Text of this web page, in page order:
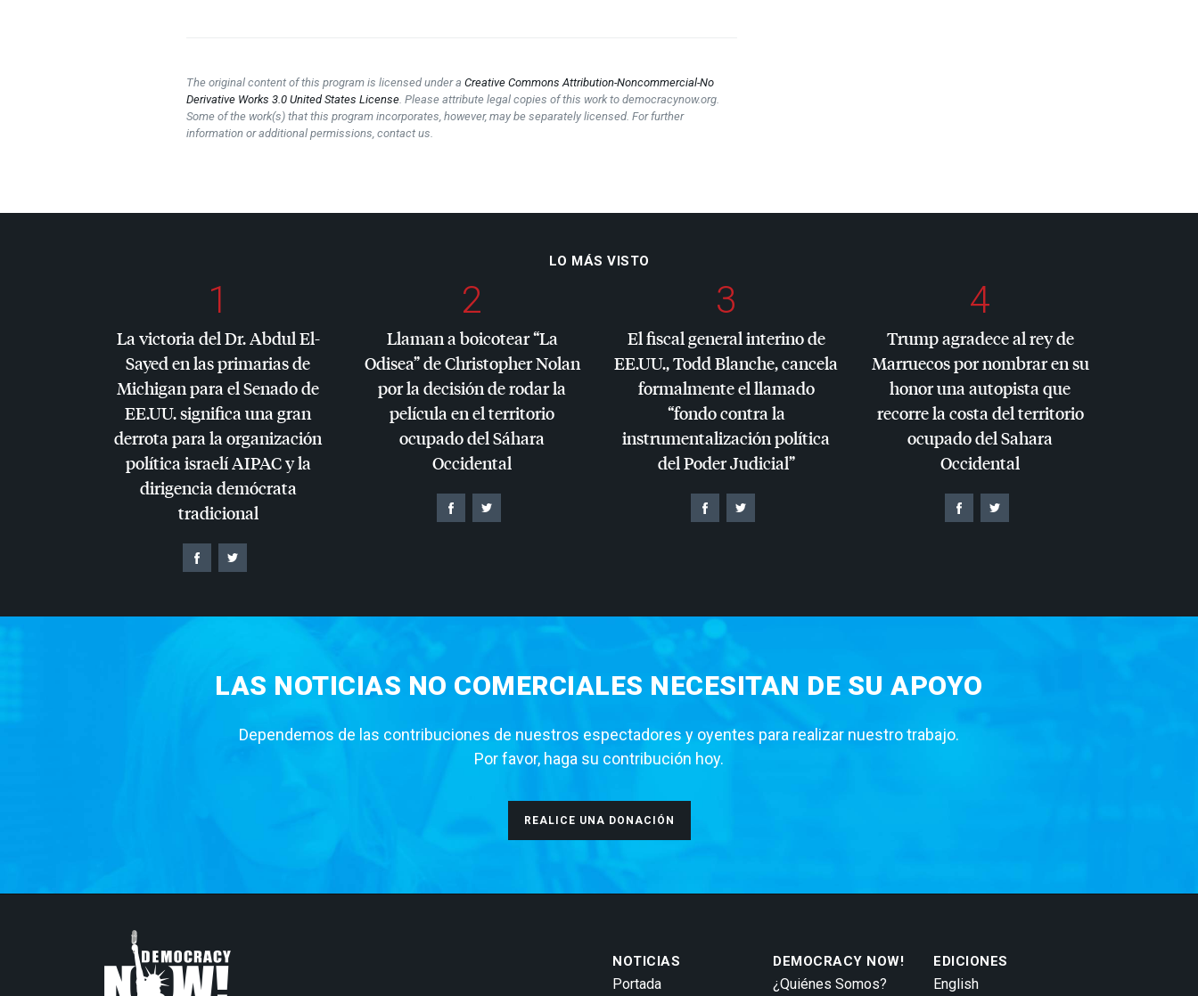
The original content of this program is licensed under aCreative Commons Attribution-Noncommercial-No
Derivative Works 3.0 United States License. Please attribute legal copies of this work to democracynow.org.
Some of the work(s) that this program incorporates, however, may be separately licensed. For further
information or additional permissions, contact us.
LO MÁS VISTO
1
La victoria del Dr. Abdul El-
Sayed en las primarias de
Michigan para el Senado de
EE.UU. significa una gran
derrota para la organización
política israelíAIPACy la
dirigencia demócrata
tradicional
2
Llaman a boicotear “La
Odisea” de Christopher Nolan
por la decisión de rodar la
película en el territorio
ocupado del Sáhara
Occidental
3
El fiscal general interino de
EE.UU., Todd Blanche, cancela
formalmente el llamado
“fondo contra la
instrumentalización política
del Poder Judicial”
4
Trump agradece al rey de
Marruecos por nombrar en su
honor una autopista que
recorre la costa del territorio
ocupado del Sahara
Occidental
LAS NOTICIAS NO COMERCIALES NECESITAN DE SU APOYO
Dependemos de las contribuciones de nuestros espectadores y oyentes para realizar nuestro trabajo.
Por favor, haga su contribución hoy.
REALICE UNA DONACIÓN
NOTICIAS
Portada
DEMOCRACY NOW!
¿Quiénes Somos?
EDICIONES
English